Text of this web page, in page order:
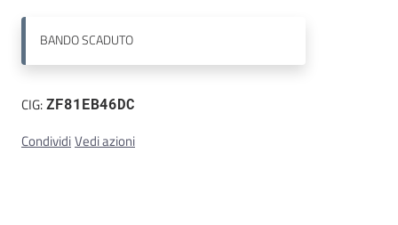
Contatti
BANDOSCADUTO
CIG:ZF81EB46DC
CondividiVedi azioni